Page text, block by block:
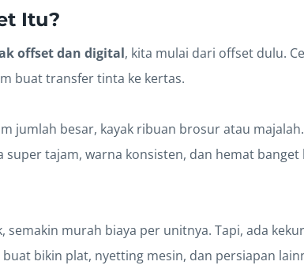
Itu?
offset dan digital, kita mulai dari offset dulu.
buat transfer tinta ke kertas.
jumlah besar, kayak ribuan brosur atau majalah.
super tajam, warna konsisten, dan hemat banget
semakin murah biaya per unitnya. Tapi, ada
bikin plat, nyetting mesin, dan persiapan